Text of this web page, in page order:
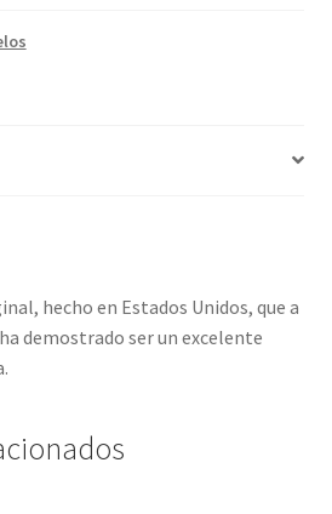
hecho en Estados Unidos, que a
demostrado ser un excelente